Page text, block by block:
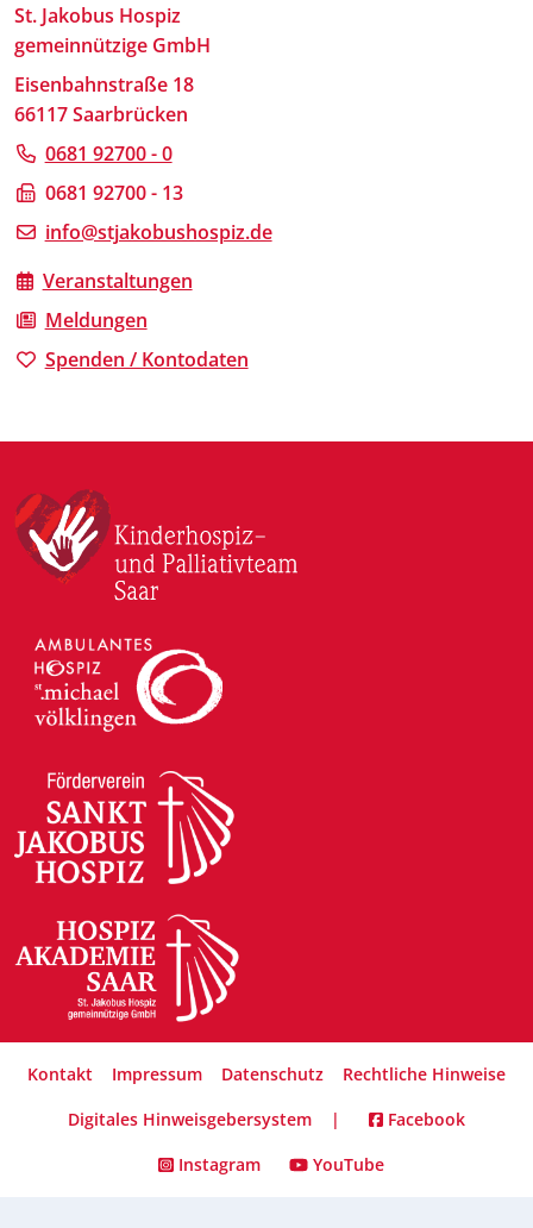
St. Jakobus Hospiz
gemeinnützige GmbH
Eisenbahnstraße 18
66117 Saarbrücken
0681 92700 - 0
0681 92700 - 13
info@stjakobushospiz.de
Veranstaltungen
Meldungen
Spenden / Kontodaten
Kontakt Impressum Datenschutz
Rechtliche Hinweise
Digitales Hinweisgebersystem
|
Facebook
Instagram
YouTube